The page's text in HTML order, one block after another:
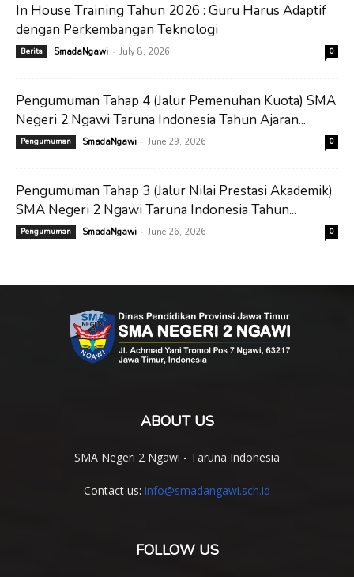
In House Training Tahun 2026 : Guru Harus Adaptif
dengan Perkembangan Teknologi
Berita SmadaNgawi - July 8, 2026 0
Pengumuman Tahap 4 (Jalur Pemenuhan Kuota) SMA
Negeri 2 Ngawi Taruna Indonesia Tahun Ajaran...
Pengumuman SmadaNgawi - June 29, 2026 0
Pengumuman Tahap 3 (Jalur Nilai Prestasi Akademik)
SMA Negeri 2 Ngawi Taruna Indonesia Tahun...
Pengumuman SmadaNgawi - June 26, 2026 0
ABOUT US
SMA Negeri 2 Ngawi - Taruna Indonesia
Contact us: info@smadangawi.sch.id
FOLLOW US